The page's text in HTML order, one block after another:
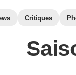
Critiques